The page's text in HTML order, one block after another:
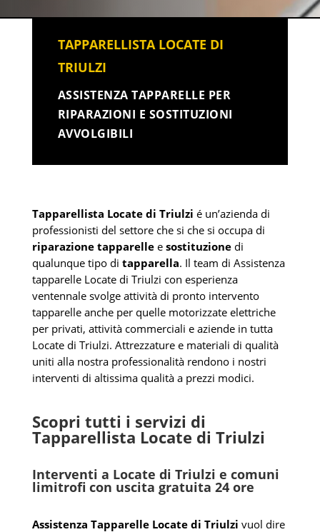
TAPPARELLISTA LOCATE DI
TRIULZI
ASSISTENZA TAPPARELLE PER
RIPARAZIONI E SOSTITUZIONI
AVVOLGIBILI
Tapparellista Locate di Triulzi é un’azienda di
professionisti del settore che si che si occupa di
riparazione tapparellee sostituzionedi
qualunque tipo di tapparella. Il team di Assistenza
tapparelle Locate di Triulzi con esperienza
ventennale svolge attività di pronto intervento
tapparelle anche per quelle motorizzate elettriche
per privati, attività commerciali e aziende in tutta
Locate di Triulzi. Attrezzature e materiali di qualità
uniti alla nostra professionalità rendono i nostri
interventi di altissima qualità a prezzi modici.
Scopri tutti i servizi di
Tapparellista Locate di Triulzi
Interventi a Locate di Triulzi e comuni
limitrofi con uscita gratuita 24 ore
Assistenza Tapparelle Locate di Triulzi vuol dire